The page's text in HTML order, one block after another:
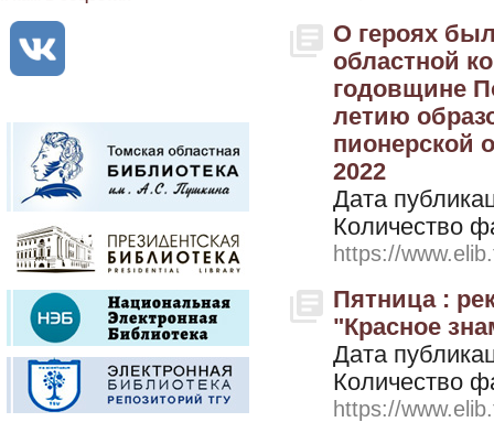
О героях
областной
годовщине
летию
пионерской
2022
Дата
Количество
https://
Пятница :
"Красное
Дата
Количество
https://